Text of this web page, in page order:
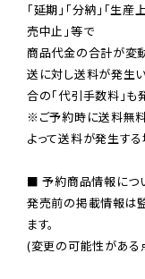
「延期」「分納」「生
売中止」等で
商品代金の合計が変
送に対し送料が発生
※ご予約時に送料無
よって送料が発生す
■ 予約商品情報につ
発売前の掲載情報は
ます。
(変更の可能性がある